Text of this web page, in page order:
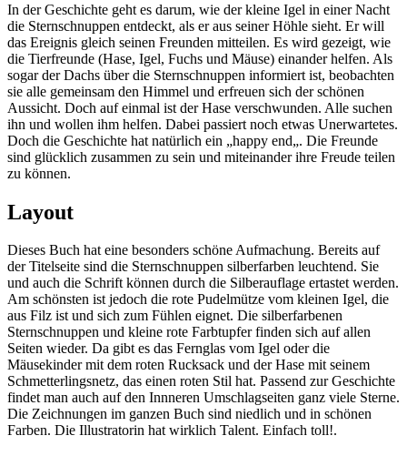
In der Geschichte geht es darum, wie der kleine Igel in einer Nacht
die Sternschnuppen entdeckt, als er aus seiner Höhle sieht. Er will
das Ereignis gleich seinen Freunden mitteilen. Es wird gezeigt, wie
die Tierfreunde (Hase, Igel, Fuchs und Mäuse) einander helfen. Als
sogar der Dachs über die Sternschnuppen informiert ist, beobachten
sie alle gemeinsam den Himmel und erfreuen sich der schönen
Aussicht. Doch auf einmal ist der Hase verschwunden. Alle suchen
ihn und wollen ihm helfen. Dabei passiert noch etwas Unerwartetes.
Doch die Geschichte hat natürlich ein „happy end„. Die Freunde
sind glücklich zusammen zu sein und miteinander ihre Freude teilen
zu können.
Layout
Dieses Buch hat eine besonders schöne Aufmachung. Bereits auf
der Titelseite sind die Sternschnuppen silberfarben leuchtend. Sie
und auch die Schrift können durch die Silberauflage ertastet werden.
Am schönsten ist jedoch die rote Pudelmütze vom kleinen Igel, die
aus Filz ist und sich zum Fühlen eignet. Die silberfarbenen
Sternschnuppen und kleine rote Farbtupfer finden sich auf allen
Seiten wieder. Da gibt es das Fernglas vom Igel oder die
Mäusekinder mit dem roten Rucksack und der Hase mit seinem
Schmetterlingsnetz, das einen roten Stil hat. Passend zur Geschichte
findet man auch auf den Innneren Umschlagseiten ganz viele Sterne.
Die Zeichnungen im ganzen Buch sind niedlich und in schönen
Farben. Die Illustratorin hat wirklich Talent. Einfach toll!.